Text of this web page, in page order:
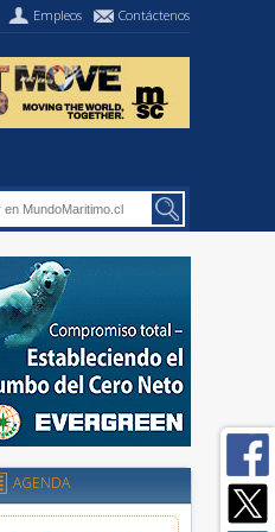
Empleos Contáctenos
AGENDA